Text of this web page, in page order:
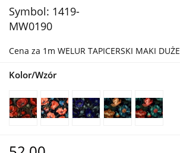
Symbol: 1419-
MW0190
Cena za 1m WELUR TAPICERSKI MAKI DUŻE
Kolor/Wzór